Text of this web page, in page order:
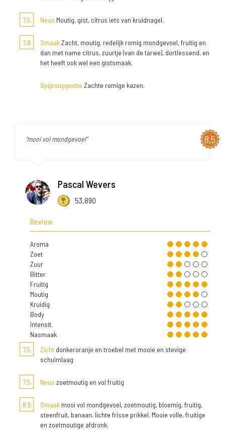
7,5 Neus Moutig, gist, citrus iets van kruidnagel.
7,8 SmaakZacht, moutig, redelijk romig mondgevoel, fruitig en
dan met name citrus, zuurtje (van de tarwe), dortlessend, en
het heeft ook wel een gistsmaak.
Spijssuggestie Zachte romige kazen.
8,5
"mooi vol mondgevoel"
Pascal Wevers
53.890
Review
Aroma
Zoet
Zuur
Bitter
Fruitig
Moutig
Kruidig
Body
Intensit.
Nasmaak
7,5
Zicht donkeroranje en troebel met mooie en stevige
schuimlaag
7,5 Neus zoetmoutig en vol fruitig
8,5 Smaak mooi vol mondgevoel, zoetmoutig, bloemig, fruitig,
steenfruit, banaan, lichte frisse prikkel. Mooie volle, fruitige
en zoetmoutige afdronk.